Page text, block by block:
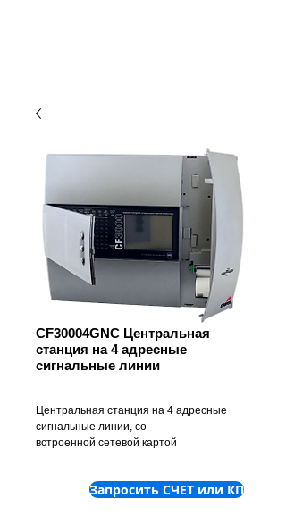
CF30004GNC Центральная
станция на 4 адресные
сигнальные линии
Центральная станция на 4 адресные
сигнальные линии, со
встроенной сетевой картой
Запросить СЧЕТ или КП